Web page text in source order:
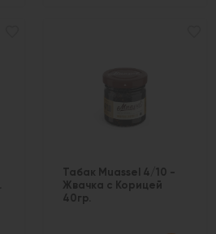
Табак Muassel 4/10 -
Жвачка с Корицей
40гр.